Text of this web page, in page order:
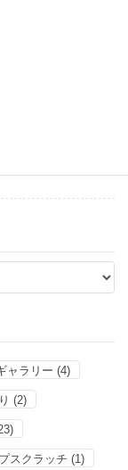
ャラリー (4)
(2)
スクラッチ (1)